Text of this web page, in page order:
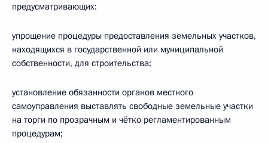
предусматривающих:
упрощение процедуры предоставления земельных участков,
находящихся в государственной или муниципальной
собственности, для строительства;
установление обязанности органов местного
самоуправления выставлять свободные земельные участки
на торги по прозрачным и чётко регламентированным
процедурам;